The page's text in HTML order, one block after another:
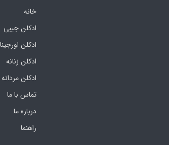
خانه
ادکلن جیبی
ادکلن
ادکلن زنانه
ادکلن مردانه
تماس با ما
درباره ما
راهنما